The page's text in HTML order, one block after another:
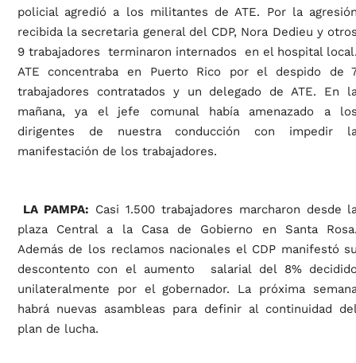
policial agredió a los militantes de ATE. Por la
recibida la secretaria general del CDP, Nora Dedieu y
9 trabajadores terminaron internados en el hospital
ATE concentraba en Puerto Rico por el despido de
trabajadores contratados y un delegado de ATE. En
mañana, ya el jefe comunal había amenazado a
dirigentes de nuestra conducción con impedir
manifestación de los trabajadores.
LA PAMPA: Casi 1.500 trabajadores marcharon desde
plaza Central a la Casa de Gobierno en Santa
Además de los reclamos nacionales el CDP manifestó
descontento con el aumento salarial del 8%
unilateralmente por el gobernador. La próxima
habrá nuevas asambleas para definir al continuidad
plan de lucha.